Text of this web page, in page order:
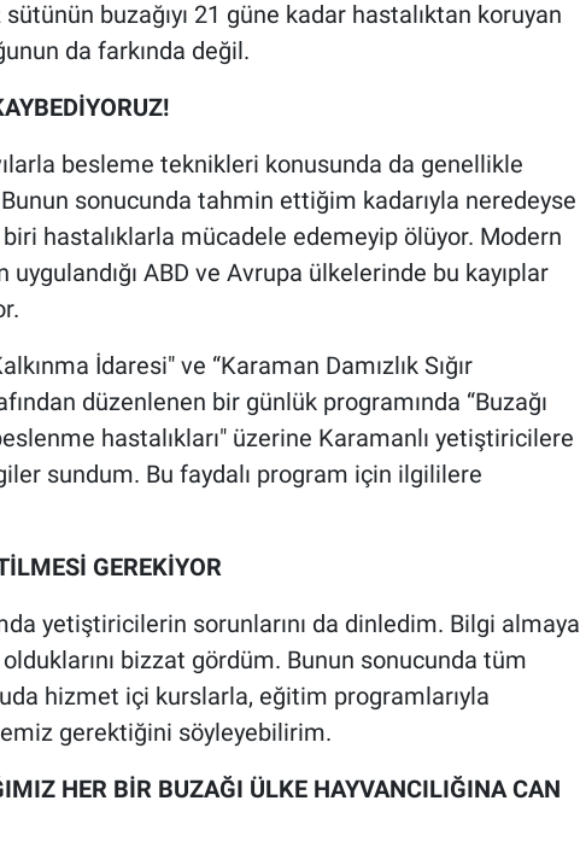
buzağıyı 21 güne kadar hastalıktan koruyan
da farkında değil.
besleme teknikleri konusunda da genellikle
sonucunda tahmin ettiğim kadarıyla neredeyse
hastalıklarla mücadele edemeyip ölüyor. Modern
uygulandığı ABD ve Avrupa ülkelerinde bu kayıplar
İdaresi" ve “Karaman Damızlık Sığır
düzenlenen bir günlük programında “Buzağı
hastalıkları" üzerine Karamanlı yetiştiricilere
sundum. Bu faydalı program için ilgililere
GEREKİYOR
yetiştiricilerin sorunlarını da dinledim. Bilgi almaya
bizzat gördüm. Bunun sonucunda tüm
hizmet içi kurslarla, eğitim programlarıyla
gerektiğini söyleyebilirim.
HER BİR BUZAĞI ÜLKE HAYVANCILIĞINA CAN